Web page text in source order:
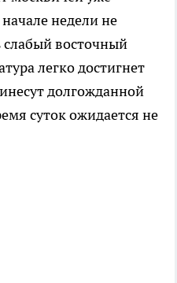
недели не
слабый восточный
легко достигнет
долгожданной
суток ожидается не